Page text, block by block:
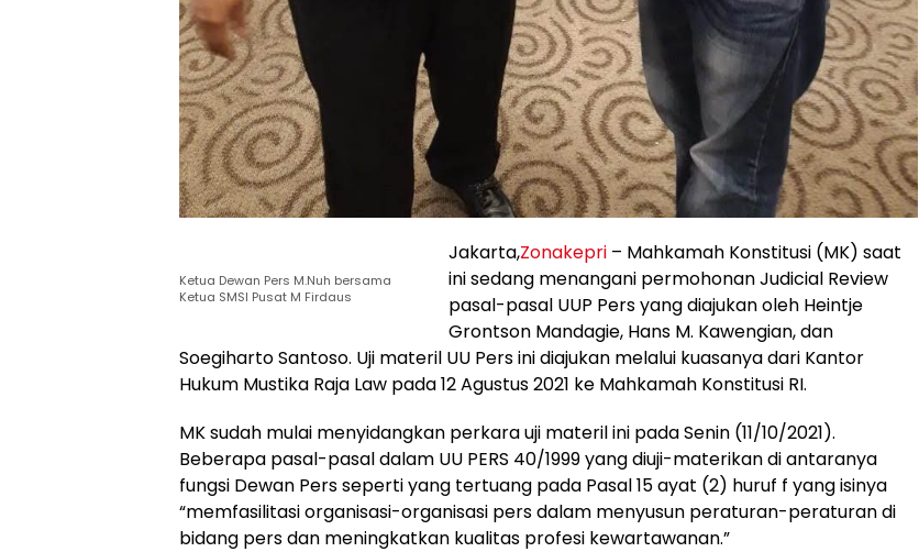
Ketua Dewan Pers M.Nuh bersama
Ketua SMSI Pusat M Firdaus
Jakarta,Zonakepri – Mahkamah Konstitusi (MK) saat
ini sedang menangani permohonan Judicial Review
pasal-pasal UUP Pers yang diajukan oleh Heintje
Grontson Mandagie, Hans M. Kawengian, dan
Soegiharto Santoso. Uji materil UU Pers ini diajukan melalui kuasanya dari Kantor
Hukum Mustika Raja Law pada 12 Agustus 2021 ke Mahkamah Konstitusi RI.
MK sudah mulai menyidangkan perkara uji materil ini pada Senin (11/10/2021).
Beberapa pasal-pasal dalam UU PERS 40/1999 yang diuji-materikan di antaranya
fungsi Dewan Pers seperti yang tertuang pada Pasal 15 ayat (2) huruf f yang isinya
“memfasilitasi organisasi-organisasi pers dalam menyusun peraturan-peraturan di
bidang pers dan meningkatkan kualitas profesi kewartawanan.”